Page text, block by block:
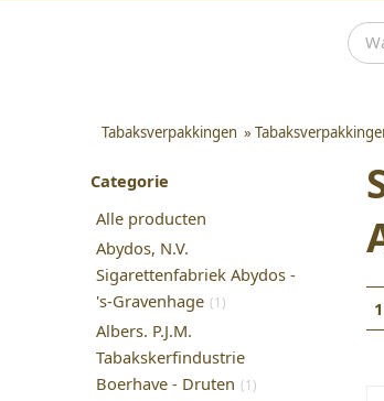
Tabaksverpakkingen »
Categorie
Alle producten
Abydos, N.V.
Sigarettenfabriek Abydos -
's-Gravenhage (1)
Albers. P.J.M.
Tabakskerfindustrie
Boerhave - Druten (1)
1